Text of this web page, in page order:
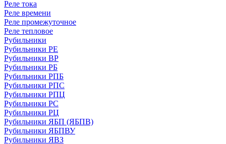
Реле тока
Реле времени
Реле промежуточное
Реле тепловое
Рубильники
Рубильники РЕ
Рубильники ВР
Рубильники РБ
Рубильники РПБ
Рубильники РПС
Рубильники РПЦ
Рубильники РС
Рубильники РЦ
Рубильники ЯБП (ЯБПВ)
Рубильники ЯБПВУ
Рубильники ЯВЗ